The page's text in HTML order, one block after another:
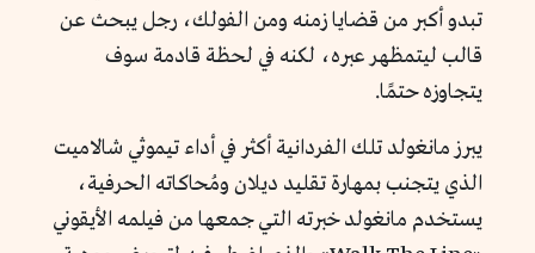
تبدو أكبر من قضايا زمنه ومن الفولك، رجل يبحث عن
قالب ليتمظهر عبره، لكنه في لحظة قادمة سوف
يتجاوزه حتمًا.
يبرز مانغولد تلك الفردانية أكثر في أداء تيموثي شالاميت
الذي يتجنب بمهارة تقليد ديلان ومُحاكاته الحرفية،
يستخدم مانغولد خبرته التي جمعها من فيلمه الأيقوني